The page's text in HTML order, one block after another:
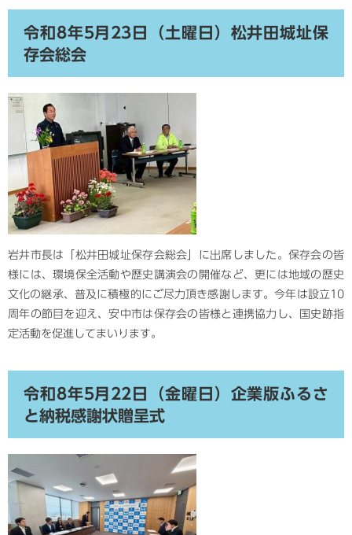
令和8年5月23日（土曜日）松井田城址保
存会総会
岩井市長は「松井田城址保存会総会」に出席しました。保存会の皆
様には、環境保全活動や歴史講演会の開催など、更には地域の歴史
文化の継承、普及に積極的にご尽力頂き感謝します。今年は設立10
周年の節目を迎え、安中市は保存会の皆様と連携協力し、国史跡指
定活動を促進してまいります。
令和8年5月22日（金曜日）企業版ふるさ
と納税感謝状贈呈式